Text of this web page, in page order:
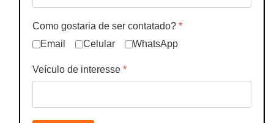
Como gostaria de ser contatado? *
Email
Celular WhatsApp
Veículo de interesse *